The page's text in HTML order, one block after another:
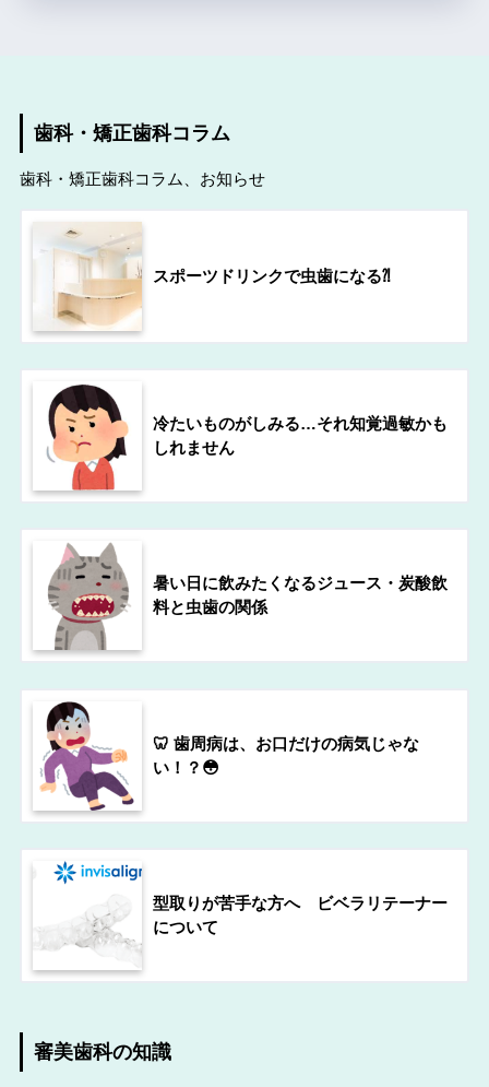
歯科・矯正歯科コラム
歯科・矯正歯科コラム、お知らせ
スポーツドリンクで虫歯になる⁈
冷たいものがしみる…それ知覚過敏かも
しれません
暑い日に飲みたくなるジュース・炭酸飲
料と虫歯の関係
🦷 歯周病は、お口だけの病気じゃな
い！？😳
型取りが苦手な方へ ビベラリテーナー
について
審美歯科の知識